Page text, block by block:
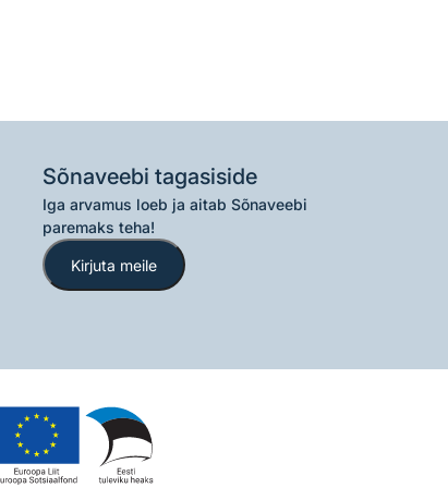
Sõnaveebi tagasiside
Iga arvamus loeb ja aitab Sõnaveebi
paremaks teha!
Kirjuta meile